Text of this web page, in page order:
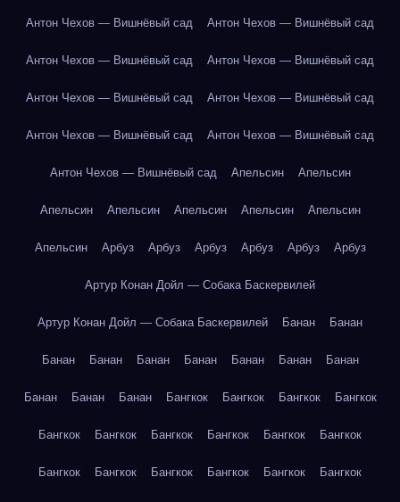
Антон Чехов — Вишнёвый сад Антон Чехов — Вишнёвый сад
Антон Чехов — Вишнёвый сад Антон Чехов — Вишнёвый сад
Антон Чехов — Вишнёвый сад Антон Чехов — Вишнёвый сад
Антон Чехов — Вишнёвый сад Антон Чехов — Вишнёвый сад
Антон Чехов — Вишнёвый сад Апельсин Апельсин
Апельсин Апельсин Апельсин Апельсин Апельсин
Апельсин Арбуз Арбуз Арбуз Арбуз Арбуз Арбуз
Артур Конан Дойл — Собака Баскервилей
Артур Конан Дойл — Собака Баскервилей Банан Банан
Банан Банан Банан Банан Банан Банан Банан
Банан Банан Банан Бангкок Бангкок Бангкок Бангкок
Бангкок Бангкок Бангкок Бангкок Бангкок Бангкок
Бангкок Бангкок Бангкок Бангкок Бангкок Бангкок